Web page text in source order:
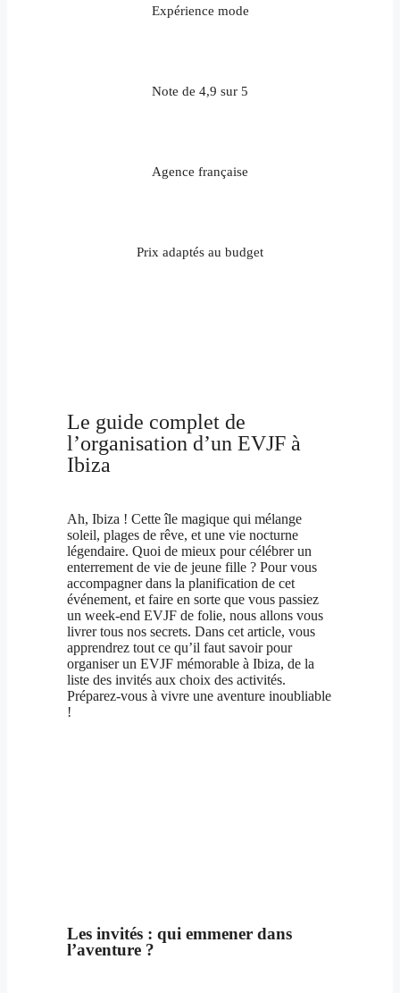
Expérience mode
Note de 4,9 sur 5
Agence française
Prix adaptés au budget
Le guide complet de
l’organisation d’un EVJF à
Ibiza
Ah, Ibiza ! Cette île magique qui mélange
soleil, plages de rêve, et une vie nocturne
légendaire. Quoi de mieux pour célébrer un
enterrement de vie de jeune fille ? Pour vous
accompagner dans la planification de cet
événement, et faire en sorte que vous passiez
un week-end EVJF de folie, nous allons vous
livrer tous nos secrets. Dans cet article, vous
apprendrez tout ce qu’il faut savoir pour
organiser un EVJF mémorable à Ibiza, de la
liste des invités aux choix des activités.
Préparez-vous à vivre une aventure inoubliable
!
Les invités : qui emmener dans
l’aventure ?